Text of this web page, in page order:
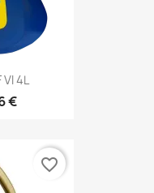
4L
€
favorite_border